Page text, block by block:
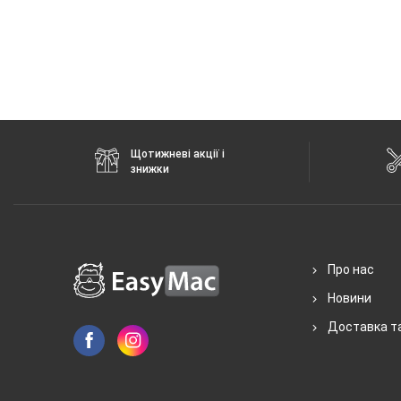
Щотижневі акції і
знижки
Про нас
Новини
Доставка